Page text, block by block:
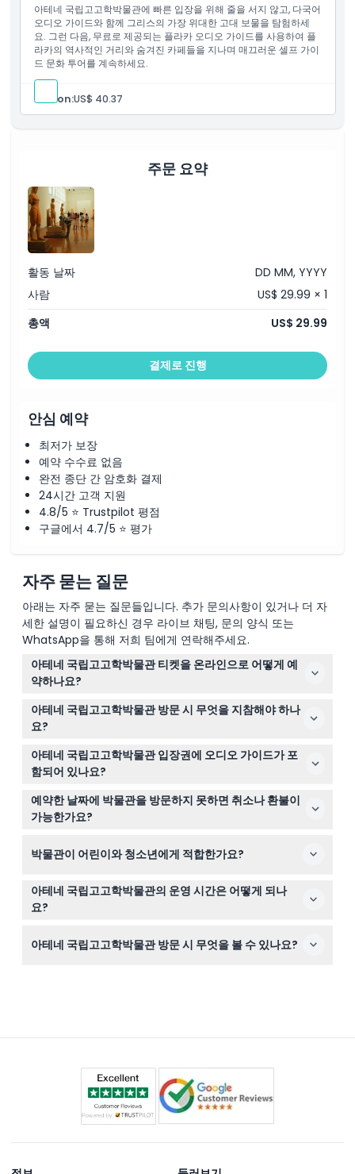
아테네 국립고고학박물관에 빠른 입장을 위해 줄을 서지 않고, 다국어
오디오 가이드와 함께 그리스의 가장 위대한 고대 보물을 탐험하세
요. 그런 다음, 무료로 제공되는 플라카 오디오 가이드를 사용하여 플
라카의 역사적인 거리와 숨겨진 카페들을 지나며 매끄러운 셀프 가이
드 문화 투어를 계속하세요.
Person:US$ 40.37
주문 요약
활동 날짜
DD MM, YYYY
사람
US$ 29.99 × 1
총액
US$ 29.99
결제로 진행
안심 예약
최저가 보장
예약 수수료 없음
완전 종단 간 암호화 결제
24시간 고객 지원
4.8/5 ⭐ Trustpilot 평점
구글에서 4.7/5 ⭐ 평가
자주 묻는 질문
아래는 자주 묻는 질문들입니다. 추가 문의사항이 있거나 더 자
세한 설명이 필요하신 경우 라이브 채팅, 문의 양식 또는
WhatsApp을 통해 저희 팀에게 연락해주세요.
아테네 국립고고학박물관 티켓을 온라인으로 어떻게 예
약하나요?
이 웹사이트에서 원하는 날짜를 선택하여 쉽게 티켓을 예약
할 수 있으며, 빠른 입장과 오디오 가이드가 포함되어 있어
박물관을 포괄적으로 방문할 수 있습니다.
아테네 국립고고학박물관 방문 시 무엇을 지참해야 하나
요?
6세 미만 어린이나 26세 미만 유럽연합 시민 등 무료 입장
자격이 있는 경우 유효한 신분증을 지참하고, 광범위한 전
시를 편안하게 걸을 수 있는 신발을 신으세요.
아테네 국립고고학박물관 입장권에 오디오 가이드가 포
함되어 있나요?
네, 티켓에는 다국어 오디오 가이드가 포함되어 있어 박물
관의 방대한 소장품을 자신의 속도에 맞춰 상세한 해설과
함께 탐험할 수 있습니다.
예약한 날짜에 박물관을 방문하지 못하면 취소나 환불이
가능한가요?
을 확실히 해야 하며, 티켓은 선택한 날짜에 반드시 사용해
박물관이 어린이와 청소년에게 적합한가요?
물론입니다! 6세 미만 어린이와 26세 미만 유럽연합 시민
은 무료 입장이지만 유효한 신분증과 함께 현장에서 티켓을
수령해야 하므로 가족과 젊은 여행객이 쉽게 탐방할 수 있
아테네 국립고고학박물관의 운영 시간은 어떻게 되나
요?
전 8시 30분부터 오후 3시 30분까지 운영하며, 화요일은
아테네 국립고고학박물관 방문 시 무엇을 볼 수 있나요?